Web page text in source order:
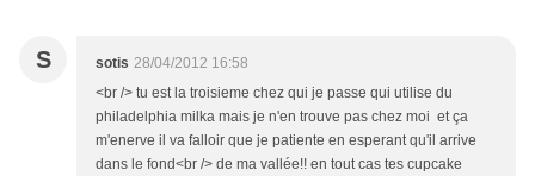
S sotis 28/04/2012 16:58
<br /> tu est la troisieme chez qui je passe qui utilise du
philadelphia milka mais je n'en trouve pas chez moi et ça
m'enerve il va falloir que je patiente en esperant qu'il arrive
dans le fond<br /> de ma vallée!! en tout cas tes cupcake